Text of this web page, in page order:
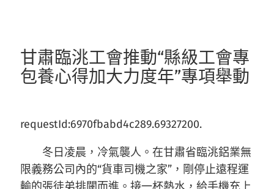
甘肅臨洮工會推動“縣級工會專
包養心得加大力度年”專項舉動
requestId:6970fbabd4c289.69327200.
冬日凌晨，冷氣襲人。在甘肅省臨洮鋁業無
限義務公司內的“貨車司機之家”，剛停止遠程運